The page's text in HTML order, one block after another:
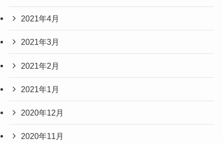
2021年4月
2021年3月
2021年2月
2021年1月
2020年12月
2020年11月